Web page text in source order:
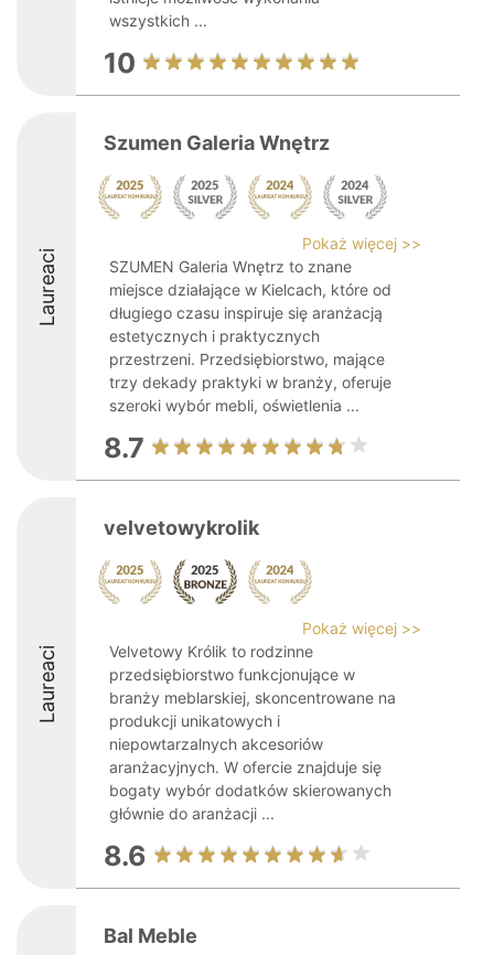
wszystkich ...
10
Laureaci
Szumen Galeria Wnętrz
Pokaż więcej >>
SZUMEN Galeria Wnętrz to znane
miejsce działające w Kielcach, które od
długiego czasu inspiruje się aranżacją
estetycznych i praktycznych
przestrzeni. Przedsiębiorstwo, mające
trzy dekady praktyki w branży, oferuje
szeroki wybór mebli, oświetlenia ...
8.7
Laureaci
velvetowykrolik
Pokaż więcej >>
Velvetowy Królik to rodzinne
przedsiębiorstwo funkcjonujące w
branży meblarskiej, skoncentrowane na
produkcji unikatowych i
niepowtarzalnych akcesoriów
aranżacyjnych. W ofercie znajduje się
bogaty wybór dodatków skierowanych
głównie do aranżacji ...
8.6
Bal Meble